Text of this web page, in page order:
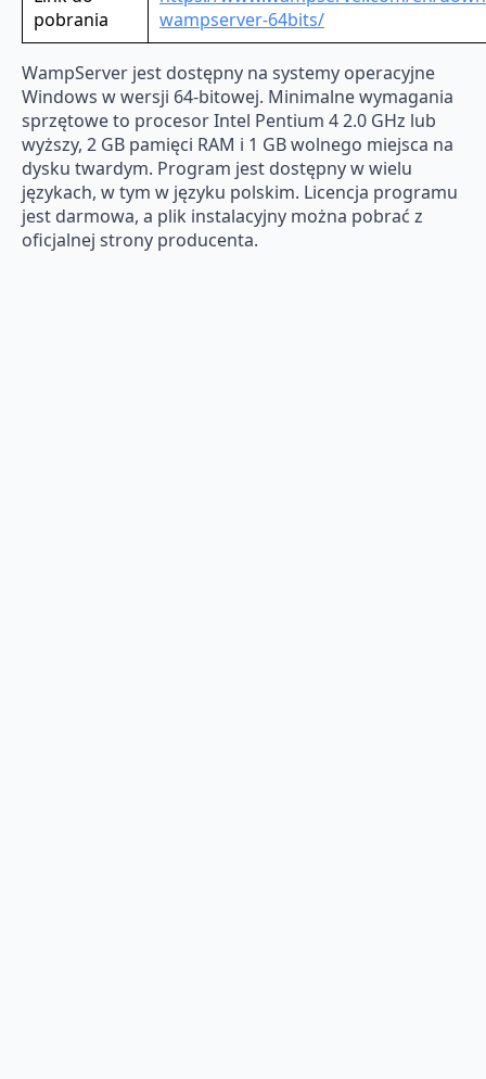
pobrania
wampserver-64bits/
WampServer jest dostępny na systemy operacyjne
Windows w wersji 64-bitowej. Minimalne wymagania
sprzętowe to procesor Intel Pentium 4 2.0 GHz lub
wyższy, 2 GB pamięci RAM i 1 GB wolnego miejsca na
dysku twardym. Program jest dostępny w wielu
językach, w tym w języku polskim. Licencja programu
jest darmowa, a plik instalacyjny można pobrać z
oficjalnej strony producenta.